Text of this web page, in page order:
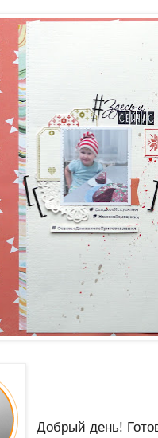
Добрый день!